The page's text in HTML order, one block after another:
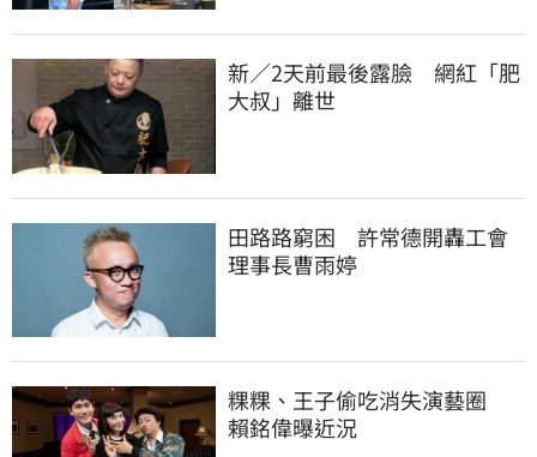
新／2天前最後露臉　網紅「肥
大叔」離世
田路路窮困　許常德開轟工會
理事長曹雨婷
粿粿、王子偷吃消失演藝圈
賴銘偉曝近況